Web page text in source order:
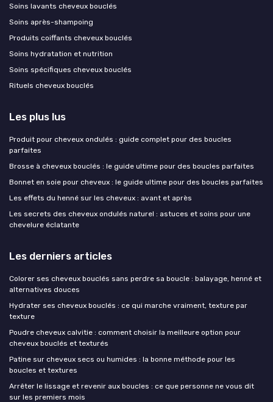
Soins lavants cheveux bouclés
Soins après-shampoing
Produits coiffants cheveux bouclés
Soins hydratation et nutrition
Soins spécifiques cheveux bouclés
Rituels cheveux bouclés
Les plus lus
Produit pour cheveux ondulés : guide complet pour des boucles
parfaites
Brosse à cheveux bouclés : le guide ultime pour des boucles parfaites
Bonnet en soie pour cheveux : le guide ultime pour des boucles parfaites
Les effets du henné sur les cheveux : avant et après
Les secrets des cheveux ondulés naturel : astuces et soins pour une
chevelure éclatante
Les derniers articles
Colorer ses cheveux bouclés sans perdre sa boucle : balayage, henné et
alternatives douces
Hydrater ses cheveux bouclés : ce qui marche vraiment, texture par
texture
Poudre cheveux calvitie : comment choisir la meilleure option pour
cheveux bouclés et texturés
Patine sur cheveux secs ou humides : la bonne méthode pour les
boucles et textures
Arrêter le lissage et revenir aux boucles : ce que personne ne vous dit
sur les premiers mois